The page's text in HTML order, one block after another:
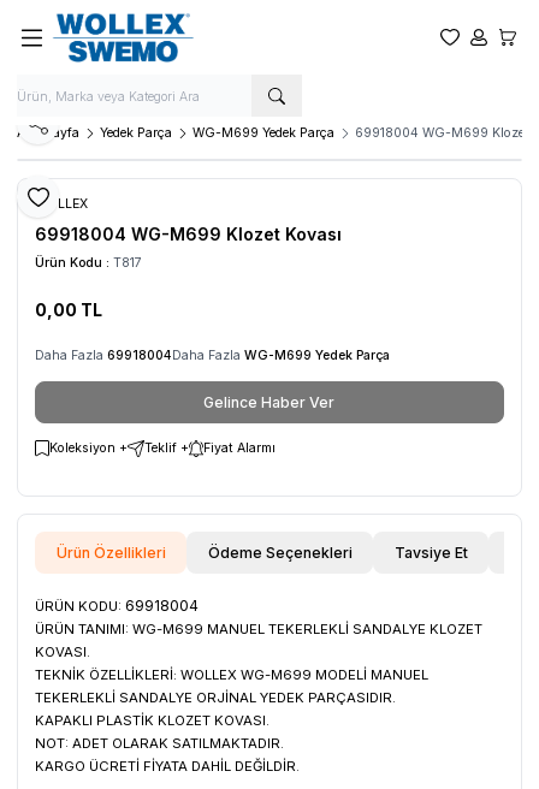
Favorilerim
Hesabım
Ana Sayfa Yedek Parça WG-M699 Yedek Parça 69918004 WG-M699 Klozet
Favoriye Ekle
Paylaş
WOLLEX
69918004 WG-M699 Klozet Kovası
Ürün Kodu : T817
0,00 TL
Daha Fazla 69918004Daha Fazla WG-M699 Yedek Parça
Gelince Haber Ver
Koleksiyon + Teklif + Fiyat Alarmı
Ürün Özellikleri Ödeme Seçenekleri Tavsiye Et
ÜRÜN KODU: 69918004
ÜRÜN TANIMI: WG-M699 MANUEL TEKERLEKLİ SANDALYE KLOZET
KOVASI.
TEKNİK ÖZELLİKLERİ: WOLLEX WG-M699 MODELİ MANUEL
TEKERLEKLİ SANDALYE ORJİNAL YEDEK PARÇASIDIR.
KAPAKLI PLASTİK KLOZET KOVASI.
NOT: ADET OLARAK SATILMAKTADIR.
KARGO ÜCRETİ FİYATA DAHİL DEĞİLDİR.